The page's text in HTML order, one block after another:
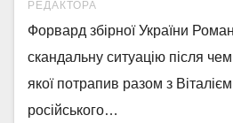
РЕДАКТОРА
Форвард збірної України
скандальну ситуацію після
якої потрапив разом з
російського…